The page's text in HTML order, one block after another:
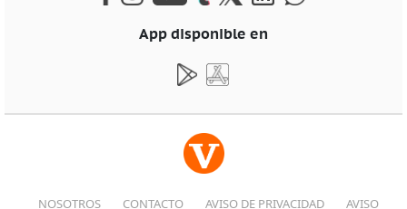
App disponible en
NOSOTROS CONTACTO AVISO DE PRIVACIDAD AVISO